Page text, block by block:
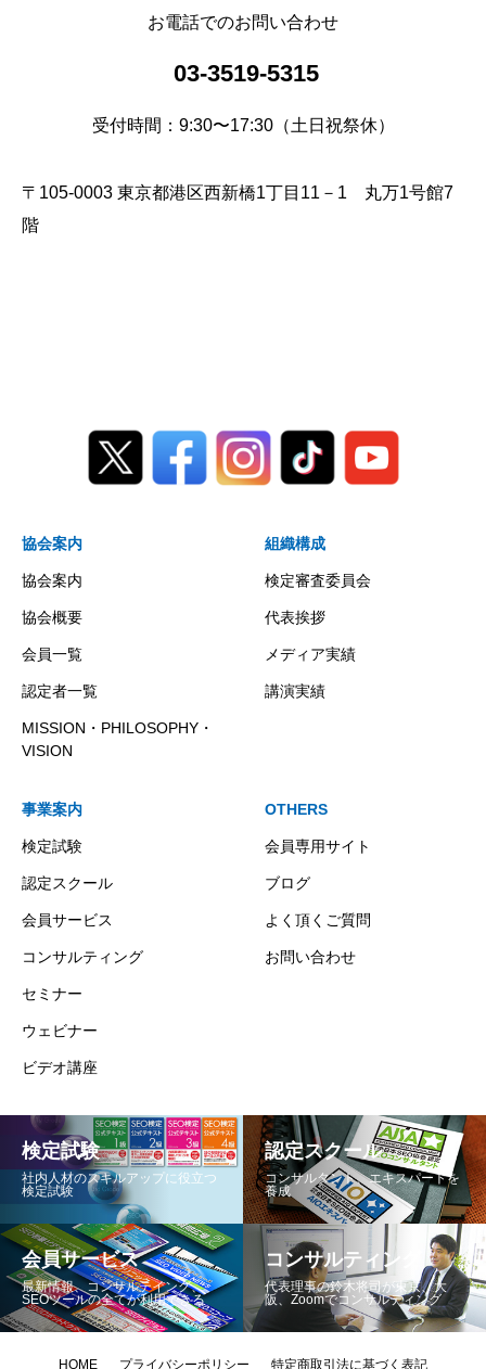
お電話でのお問い合わせ
03-3519-5315
受付時間：9:30〜17:30（土日祝祭休）
〒105-0003 東京都港区西新橋1丁目11－1 丸万1号館7
階
協会案内
協会案内
協会概要
会員一覧
認定者一覧
MISSION・PHILOSOPHY・
VISION
組織構成
検定審査委員会
代表挨拶
メディア実績
講演実績
事業案内
検定試験
認定スクール
会員サービス
コンサルティング
セミナー
ウェビナー
ビデオ講座
OTHERS
会員専用サイト
ブログ
よく頂くご質問
お問い合わせ
検定試験
社内人材のスキルアップに役立つ
検定試験
認定スクール
コンサルタント、エキスパートを
養成
会員サービス
最新情報、コンサルテイング、
SEOツールの全てが利用できる
コンサルティング
代表理事の鈴木将司が東京、大
阪、Zoomでコンサルティング
HOME プライバシーポリシー 特定商取引法に基づく表記